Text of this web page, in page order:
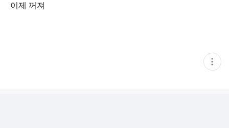
이제 꺼져
현
재